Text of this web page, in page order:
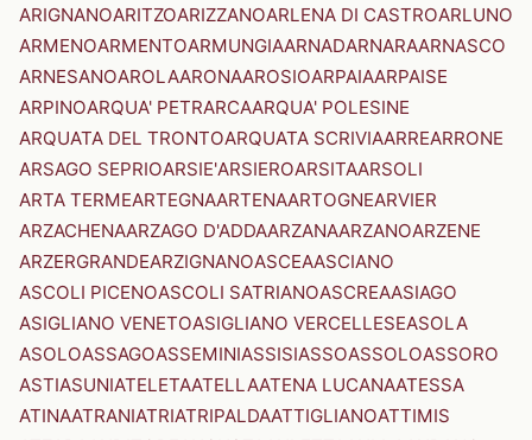
ARIGNANOARITZOARIZZANOARLENA DI CASTROARLUNO
ARMENOARMENTOARMUNGIAARNADARNARAARNASCO
ARNESANOAROLAARONAAROSIOARPAIAARPAISE
ARPINOARQUA' PETRARCAARQUA' POLESINE
ARQUATA DEL TRONTOARQUATA SCRIVIAARREARRONE
ARSAGO SEPRIOARSIE'ARSIEROARSITAARSOLI
ARTA TERMEARTEGNAARTENAARTOGNEARVIER
ARZACHENAARZAGO D'ADDAARZANAARZANOARZENE
ARZERGRANDEARZIGNANOASCEAASCIANO
ASCOLI PICENOASCOLI SATRIANOASCREAASIAGO
ASIGLIANO VENETOASIGLIANO VERCELLESEASOLA
ASOLOASSAGOASSEMINIASSISIASSOASSOLOASSORO
ASTIASUNIATELETAATELLAATENA LUCANAATESSA
ATINAATRANIATRIATRIPALDAATTIGLIANOATTIMIS